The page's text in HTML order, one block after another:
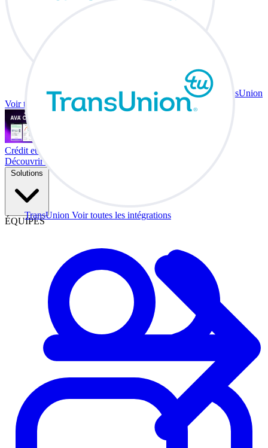
TransUnion Voir toutes les intégrations
TransUnion
Voir toutes les intégrations
Crédit et échange à votre bureau.
Découvrir Co-Driver
Solutions
ÉQUIPES